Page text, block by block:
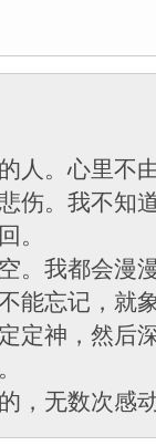
人。心里不
伤。我不知
。
。我都会漫
能忘记，就
定神，然后
，无数次感